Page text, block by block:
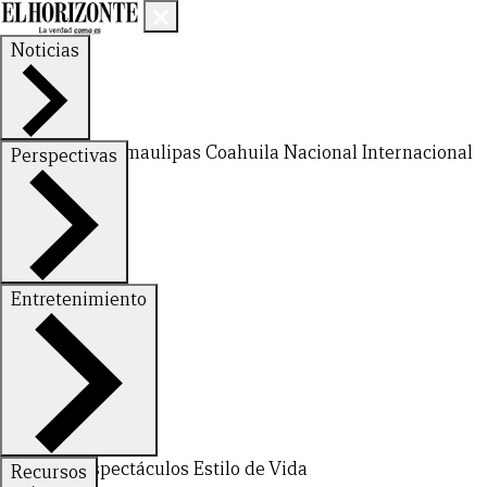
Noticias
Nuevo LeónTamaulipas Coahuila NacionalInternacional
Perspectivas
FinanzasOpinión
Entretenimiento
DeportesEspectáculos Estilo de Vida
Recursos
CERRAR